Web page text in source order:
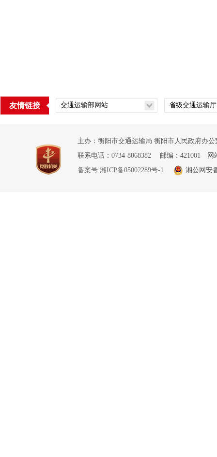
友情链接
主办：衡阳市交通运输局 衡阳市人民政府办
联系电话：0734-8868382 邮编：421001 网
备案号:湘ICP备05002289号-1
湘公网安